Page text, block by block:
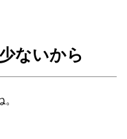
少ないから